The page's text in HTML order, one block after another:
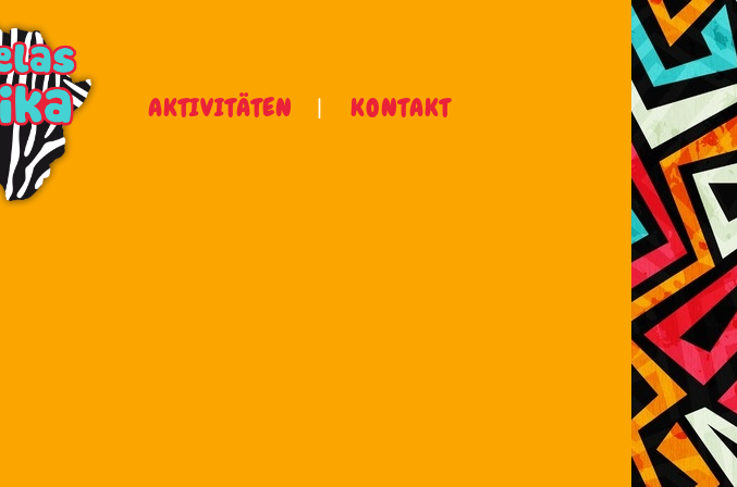
AKTIVITÄTEN KONTAKT